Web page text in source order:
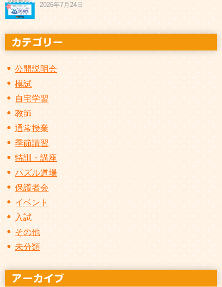
2026年7月24日
公開説明会
模試
自宅学習
教師
通常授業
季節講習
特訓・講座
パズル道場
保護者会
イベント
入試
その他
未分類